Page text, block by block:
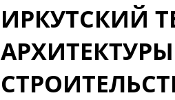
ИРКУТСКИЙ